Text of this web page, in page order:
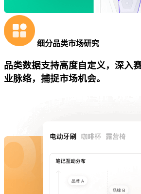
细分品类市场研究
品类数据支持高度自定义，深入
业脉络，捕捉市场机会。